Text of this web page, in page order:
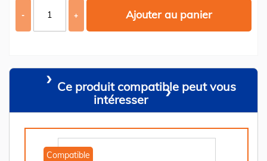
- + Ajouter au panier
Ce produit compatible peut vous
intéresser
Compatible